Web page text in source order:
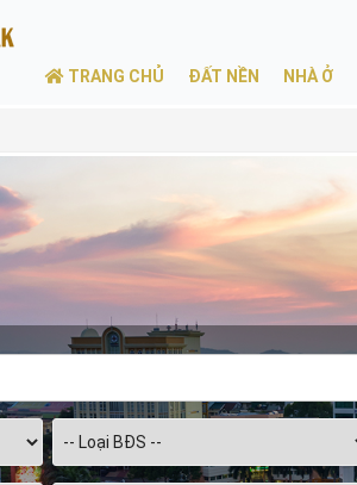
TRANG CHỦ ĐẤT NỀN NHÀ Ở